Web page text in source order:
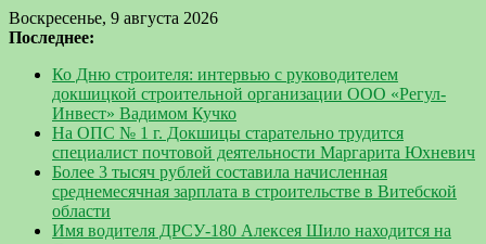
Воскресенье, 9 августа 2026
Последнее:
Ко Дню строителя: интервью с руководителем
докшицкой строительной организации ООО «Регул-
Инвест» Вадимом Кучко
На ОПС № 1 г. Докшицы старательно трудится
специалист почтовой деятельности Маргарита Юхневич
Более 3 тысяч рублей составила начисленная
среднемесячная зарплата в строительстве в Витебской
области
Имя водителя ДРСУ-180 Алексея Шило находится на